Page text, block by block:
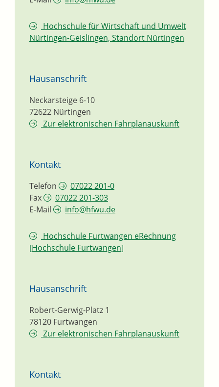
Hochschule für Wirtschaft und Umwelt
Nürtingen-Geislingen, Standort Nürtingen
Hausanschrift
Neckarsteige 6-10
72622 Nürtingen
Zur elektronischen Fahrplanauskunft
Kontakt
Telefon
07022 201-0
Fax
07022 201-303
E-Mail
info@hfwu.de
Hochschule Furtwangen eRechnung
[Hochschule Furtwangen]
Hausanschrift
Robert-Gerwig-Platz 1
78120 Furtwangen
Zur elektronischen Fahrplanauskunft
Kontakt